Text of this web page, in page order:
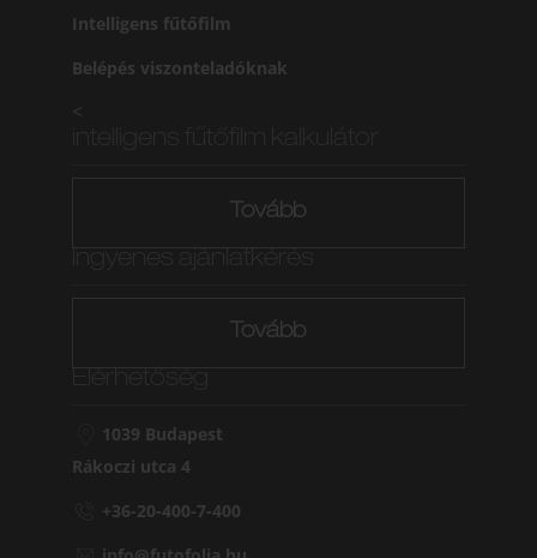
Intelligens fűtőfilm
Belépés viszonteladóknak
<
Tovább
Tovább
1039 Budapest
Rákoczi utca 4
+36-20-400-7-400